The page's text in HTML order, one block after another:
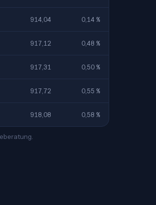
914,04 0,14 %
917,12 0,48 %
917,31 0,50 %
917,72 0,55 %
918,08 0,58 %